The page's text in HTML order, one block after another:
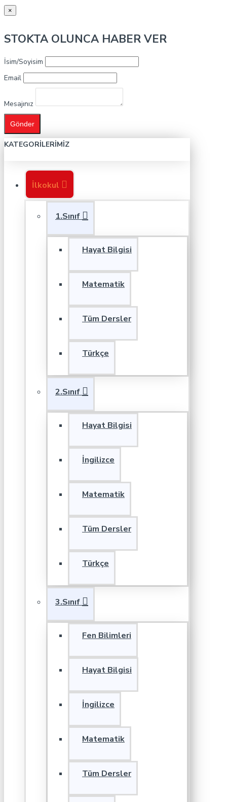
×
STOKTA OLUNCA HABER VER
İsim/Soyisim
Email
Mesajınız
Gönder
KATEGORILERIMIZ
İlkokul
1.Sınıf
Hayat Bilgisi
Matematik
Tüm Dersler
Türkçe
2.Sınıf
Hayat Bilgisi
İngilizce
Matematik
Tüm Dersler
Türkçe
3.Sınıf
Fen Bilimleri
Hayat Bilgisi
İngilizce
Matematik
Tüm Dersler